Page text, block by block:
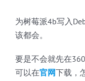
为树莓派4b写入
该都会。
要是不会就先在
可以在官网下载，